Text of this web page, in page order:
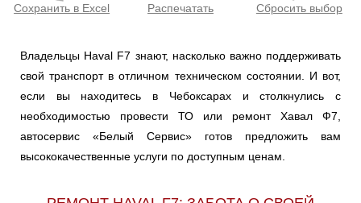
Сохранить в Excel Распечатать Сбросить выбор
Владельцы Haval F7 знают, насколько важно поддерживать
свой транспорт в отличном техническом состоянии. И вот,
если вы находитесь в Чебоксарах и столкнулись с
необходимостью провести ТО или ремонт Хавал Ф7,
автосервис «Белый Сервис» готов предложить вам
высококачественные услуги по доступным ценам.